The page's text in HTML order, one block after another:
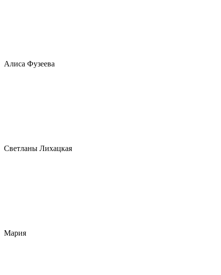
Алиса Фузеева
Светланы Лихацкая
Мария